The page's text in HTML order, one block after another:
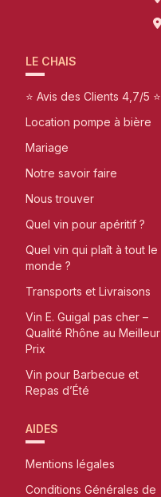
LE CHAIS
⭐ Avis des Clients 4,7/5 ⭐
Location pompe à bière
Mariage
Notre savoir faire
Nous trouver
Quel vin pour apéritif ?
Quel vin qui plaît à tout le
monde ?
Transports et Livraisons
Vin E. Guigal pas cher –
Qualité Rhône au Meilleur
Prix
Vin pour Barbecue et
Repas d’Été
AIDES
Mentions légales
Conditions Générales de